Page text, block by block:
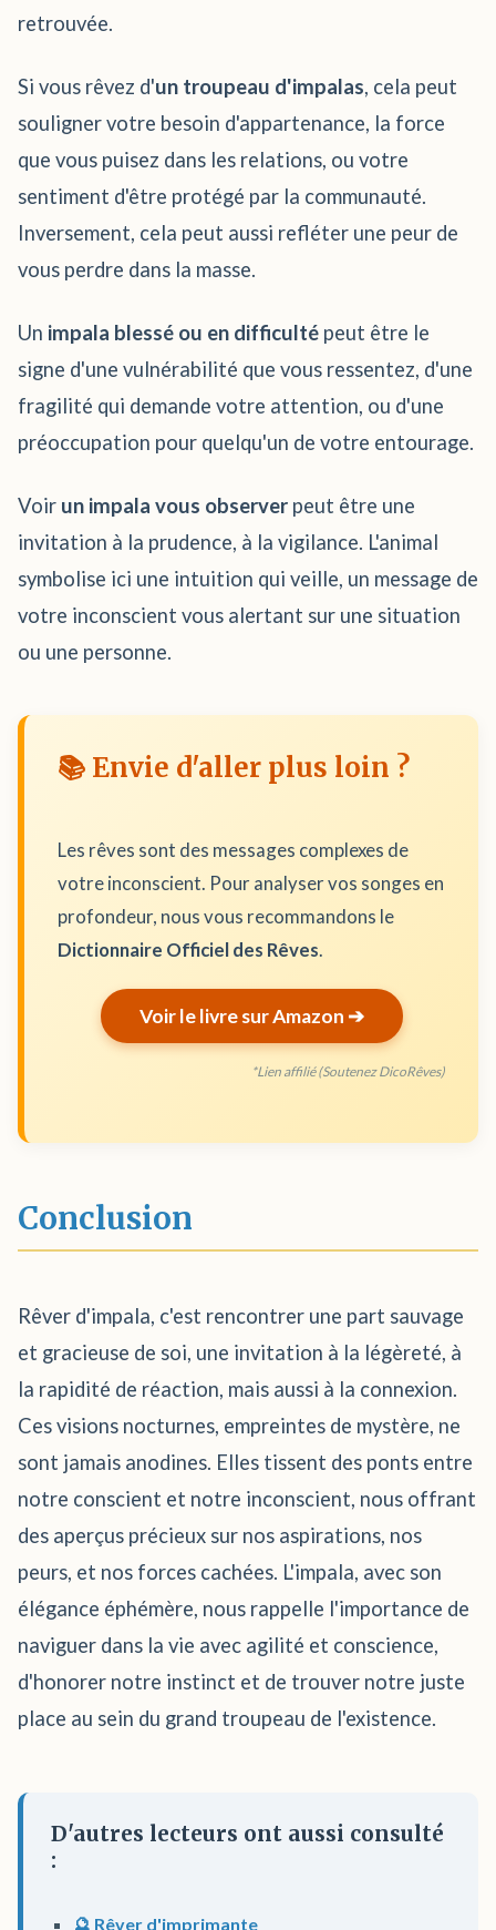
retrouvée.
Si vous rêvez d'un troupeau d'impalas, cela peut
souligner votre besoin d'appartenance, la force
que vous puisez dans les relations, ou votre
sentiment d'être protégé par la communauté.
Inversement, cela peut aussi refléter une peur de
vous perdre dans la masse.
Un impala blessé ou en difficulté peut être le
signe d'une vulnérabilité que vous ressentez, d'une
fragilité qui demande votre attention, ou d'une
préoccupation pour quelqu'un de votre entourage.
Voir un impala vous observer peut être une
invitation à la prudence, à la vigilance. L'animal
symbolise ici une intuition qui veille, un message de
votre inconscient vous alertant sur une situation
ou une personne.
📚 Envie d'aller plus loin ?
Les rêves sont des messages complexes de
votre inconscient. Pour analyser vos songes en
profondeur, nous vous recommandons le
Dictionnaire Officiel des Rêves.
Voir le livre sur Amazon ➔
*Lien affilié (Soutenez DicoRêves)
Conclusion
Rêver d'impala, c'est rencontrer une part sauvage
et gracieuse de soi, une invitation à la légèreté, à
la rapidité de réaction, mais aussi à la connexion.
Ces visions nocturnes, empreintes de mystère, ne
sont jamais anodines. Elles tissent des ponts entre
notre conscient et notre inconscient, nous offrant
des aperçus précieux sur nos aspirations, nos
peurs, et nos forces cachées. L'impala, avec son
élégance éphémère, nous rappelle l'importance de
naviguer dans la vie avec agilité et conscience,
d'honorer notre instinct et de trouver notre juste
place au sein du grand troupeau de l'existence.
D'autres lecteurs ont aussi consulté
:
🔮 Rêver d'imprimante